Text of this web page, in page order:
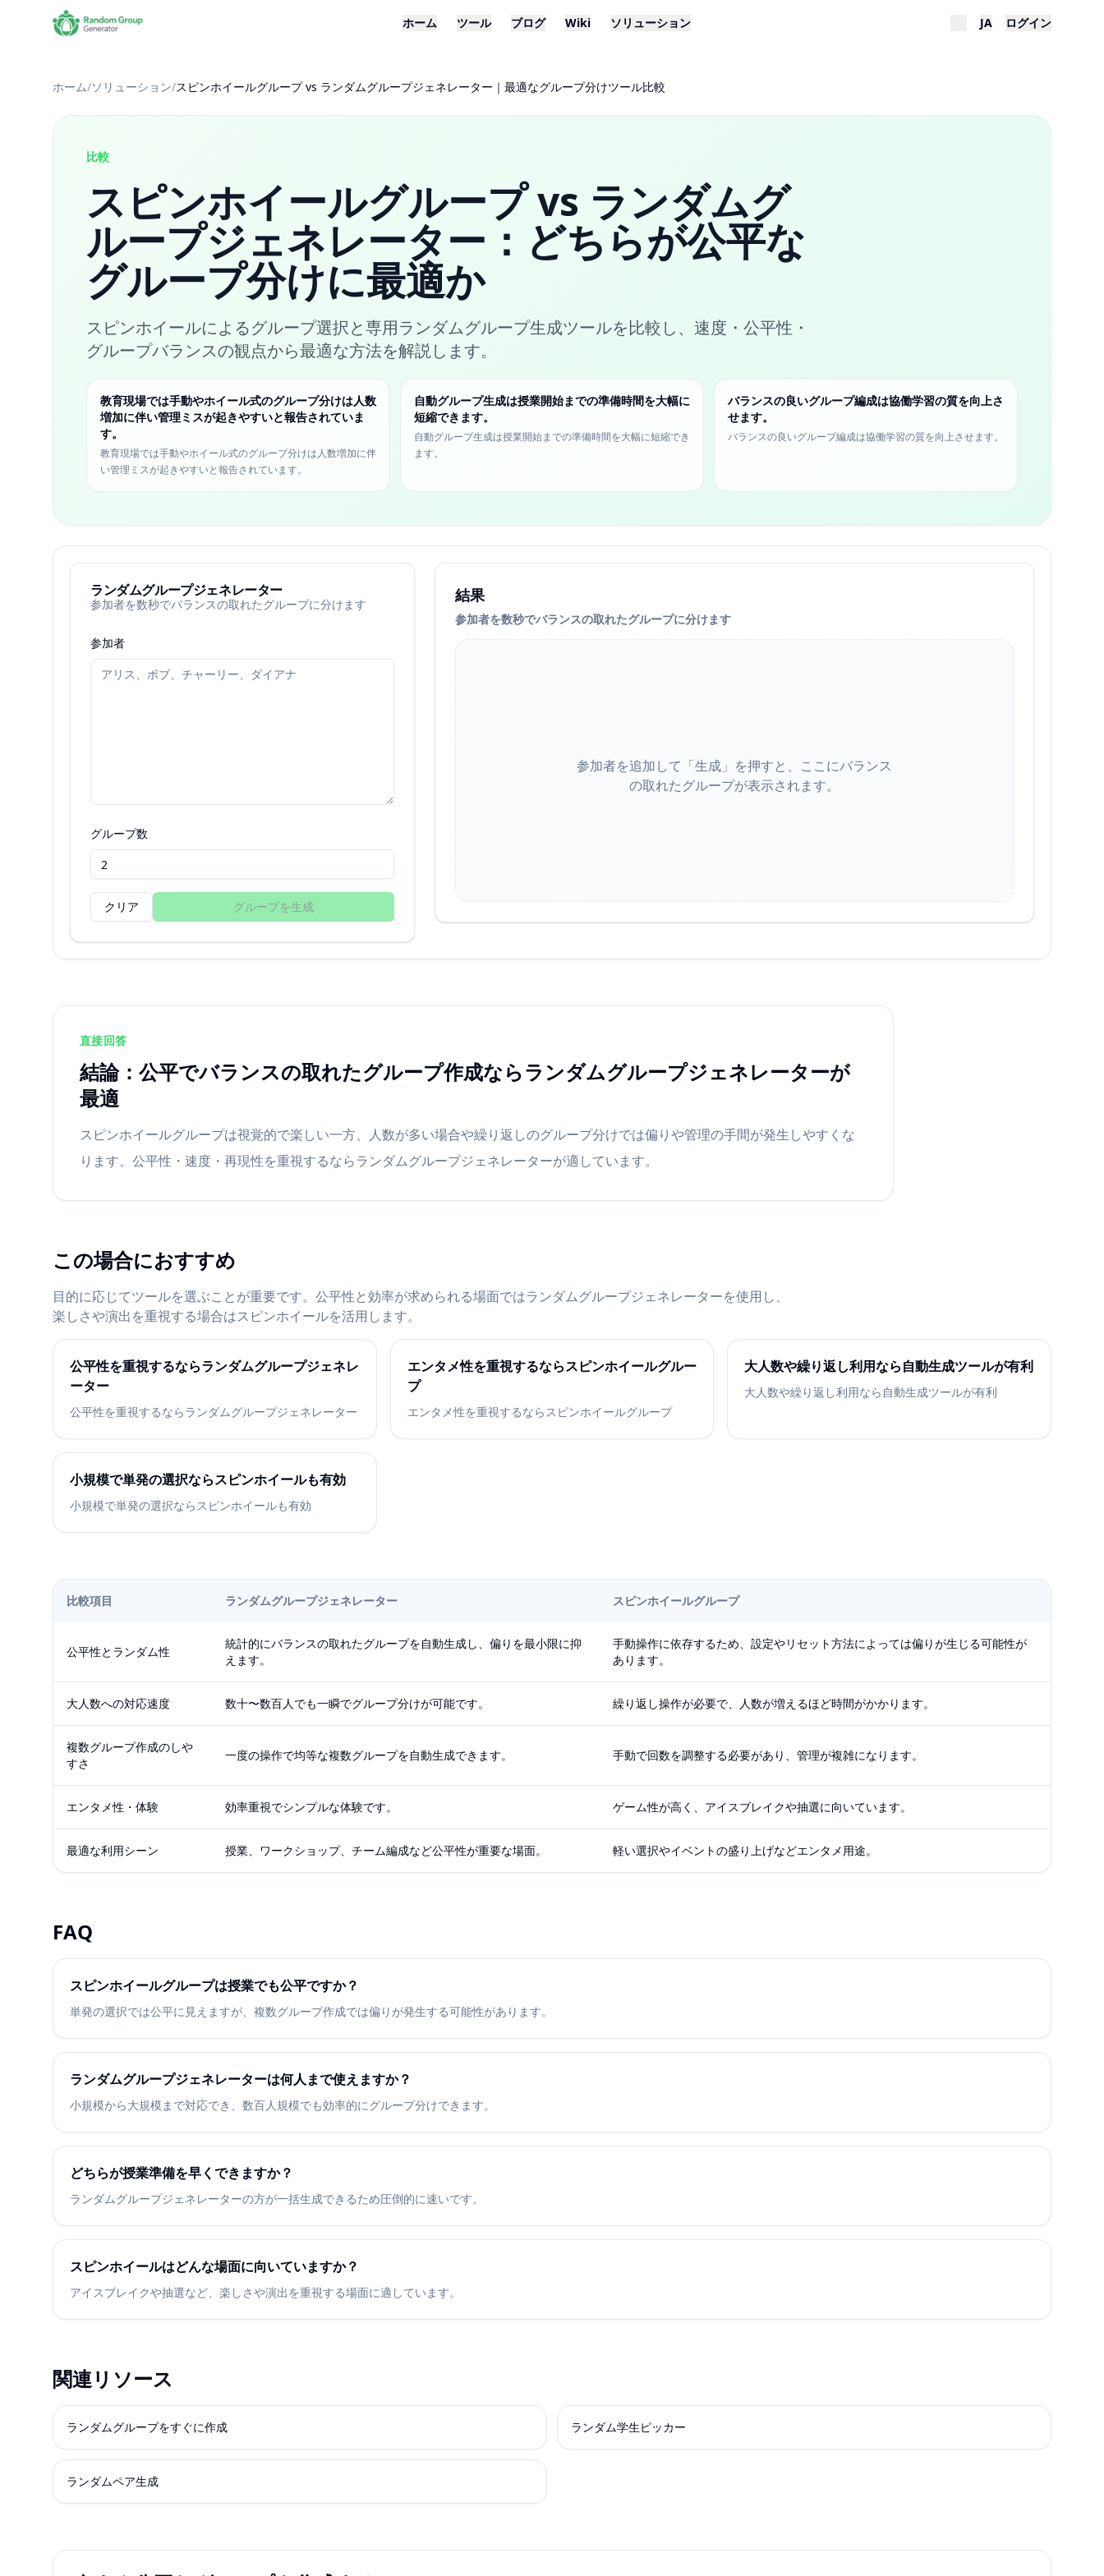
ホーム ツール ブログ Wiki ソリューション JA ログイン
ホーム/ソリューション/スピンホイールグループ vs ランダムグループジェネレーター｜最適なグループ分けツール比較
比較
スピンホイールグループ vs ランダムグ
ループジェネレーター：どちらが公平な
グループ分けに最適か
スピンホイールによるグループ選択と専用ランダムグループ生成ツールを比較し、速度・公平性・
グループバランスの観点から最適な方法を解説します。
教育現場では手動やホイール式のグループ分けは人数
増加に伴い管理ミスが起きやすいと報告されていま
す。
教育現場では手動やホイール式のグループ分けは人数増加に伴
い管理ミスが起きやすいと報告されています。
自動グループ生成は授業開始までの準備時間を大幅に
短縮できます。
自動グループ生成は授業開始までの準備時間を大幅に短縮でき
ます。
バランスの良いグループ編成は協働学習の質を向上さ
せます。
バランスの良いグループ編成は協働学習の質を向上させます。
ランダムグループジェネレーター
参加者を数秒でバランスの取れたグループに分けます
参加者
グループ数
クリア グループを生成
結果
参加者を数秒でバランスの取れたグループに分けます
参加者を追加して「生成」を押すと、ここにバランス
の取れたグループが表示されます。
直接回答
結論：公平でバランスの取れたグループ作成ならランダムグループジェネレーターが
最適
スピンホイールグループは視覚的で楽しい一方、人数が多い場合や繰り返しのグループ分けでは偏りや管理の手間が発生しやすくな
ります。公平性・速度・再現性を重視するならランダムグループジェネレーターが適しています。
この場合におすすめ
目的に応じてツールを選ぶことが重要です。公平性と効率が求められる場面ではランダムグループジェネレーターを使用し、
楽しさや演出を重視する場合はスピンホイールを活用します。
公平性を重視するならランダムグループジェネレ
ーター
公平性を重視するならランダムグループジェネレーター
エンタメ性を重視するならスピンホイールグルー
プ
エンタメ性を重視するならスピンホイールグループ
大人数や繰り返し利用なら自動生成ツールが有利
大人数や繰り返し利用なら自動生成ツールが有利
小規模で単発の選択ならスピンホイールも有効
小規模で単発の選択ならスピンホイールも有効
比較項目 ランダムグループジェネレーター スピンホイールグループ
公平性とランダム性
統計的にバランスの取れたグループを自動生成し、偏りを最小限に抑
えます。
手動操作に依存するため、設定やリセット方法によっては偏りが生じる可能性が
あります。
大人数への対応速度 数十〜数百人でも一瞬でグループ分けが可能です。 繰り返し操作が必要で、人数が増えるほど時間がかかります。
複数グループ作成のしや
すさ
一度の操作で均等な複数グループを自動生成できます。 手動で回数を調整する必要があり、管理が複雑になります。
エンタメ性・体験 効率重視でシンプルな体験です。 ゲーム性が高く、アイスブレイクや抽選に向いています。
最適な利用シーン 授業、ワークショップ、チーム編成など公平性が重要な場面。 軽い選択やイベントの盛り上げなどエンタメ用途。
FAQ
スピンホイールグループは授業でも公平ですか？
単発の選択では公平に見えますが、複数グループ作成では偏りが発生する可能性があります。
ランダムグループジェネレーターは何人まで使えますか？
小規模から大規模まで対応でき、数百人規模でも効率的にグループ分けできます。
どちらが授業準備を早くできますか？
ランダムグループジェネレーターの方が一括生成できるため圧倒的に速いです。
スピンホイールはどんな場面に向いていますか？
アイスブレイクや抽選など、楽しさや演出を重視する場面に適しています。
関連リソース
ランダムグループをすぐに作成 ランダム学生ピッカー
ランダムペア生成